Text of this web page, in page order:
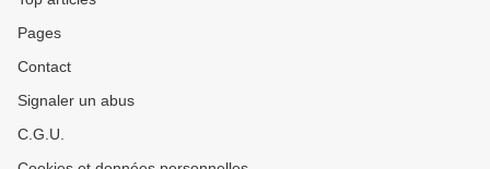
Pages
Contact
Signaler un abus
C.G.U.